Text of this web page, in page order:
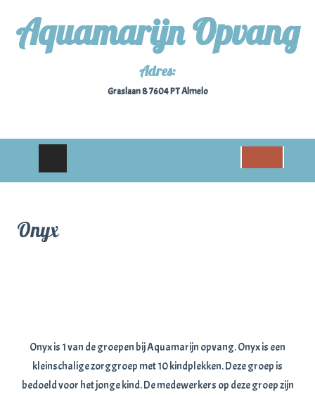
Aquamarijn Opvang
Adres:
Graslaan 8 7604 PT Almelo
Onyx
Onyx is 1 van de groepen bij Aquamarijn opvang. Onyx is een
kleinschalige zorggroep met 10 kindplekken. Deze groep is
bedoeld voor het jonge kind. De medewerkers op deze groep zijn